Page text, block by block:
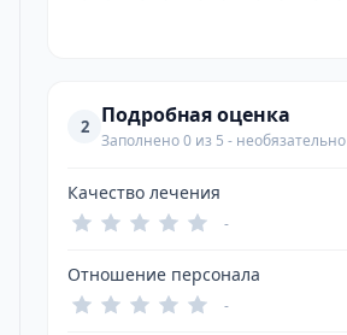
2 Подробная оценка
Заполнено 0 из 5 - необязательно
Качество лечения
-
Отношение персонала
-